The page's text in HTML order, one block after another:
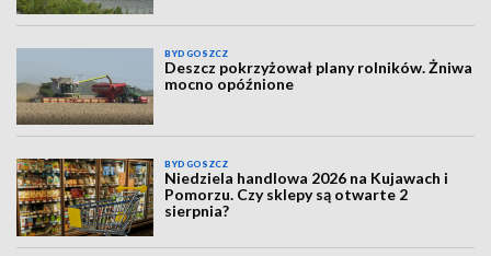
BYDGOSZCZ
Deszcz pokrzyżował plany rolników. Żniwa
mocno opóźnione
BYDGOSZCZ
Niedziela handlowa 2026 na Kujawach i
Pomorzu. Czy sklepy są otwarte 2
sierpnia?